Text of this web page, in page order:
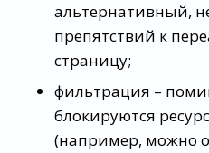
альтернативный,
препятствий к
страницу;
фильтрация –
блокируются
(например, можно